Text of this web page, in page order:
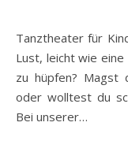
Tanztheater für Kinder zwischen 8 und 12 Jahren Hast du
Lust, leicht wie
zu hüpfen? Magst
oder wolltest du
Bei unserer…